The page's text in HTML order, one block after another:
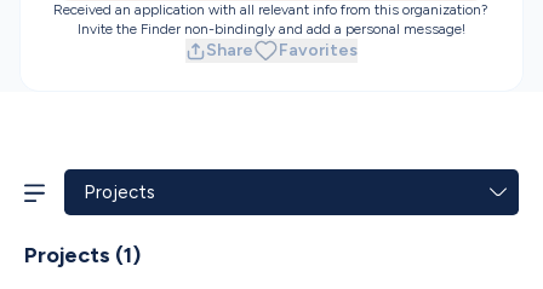
Received an application with all relevant info from this organization?
Invite the Finder non-bindingly and add a personal message!
Share Favorites
Projects (1)